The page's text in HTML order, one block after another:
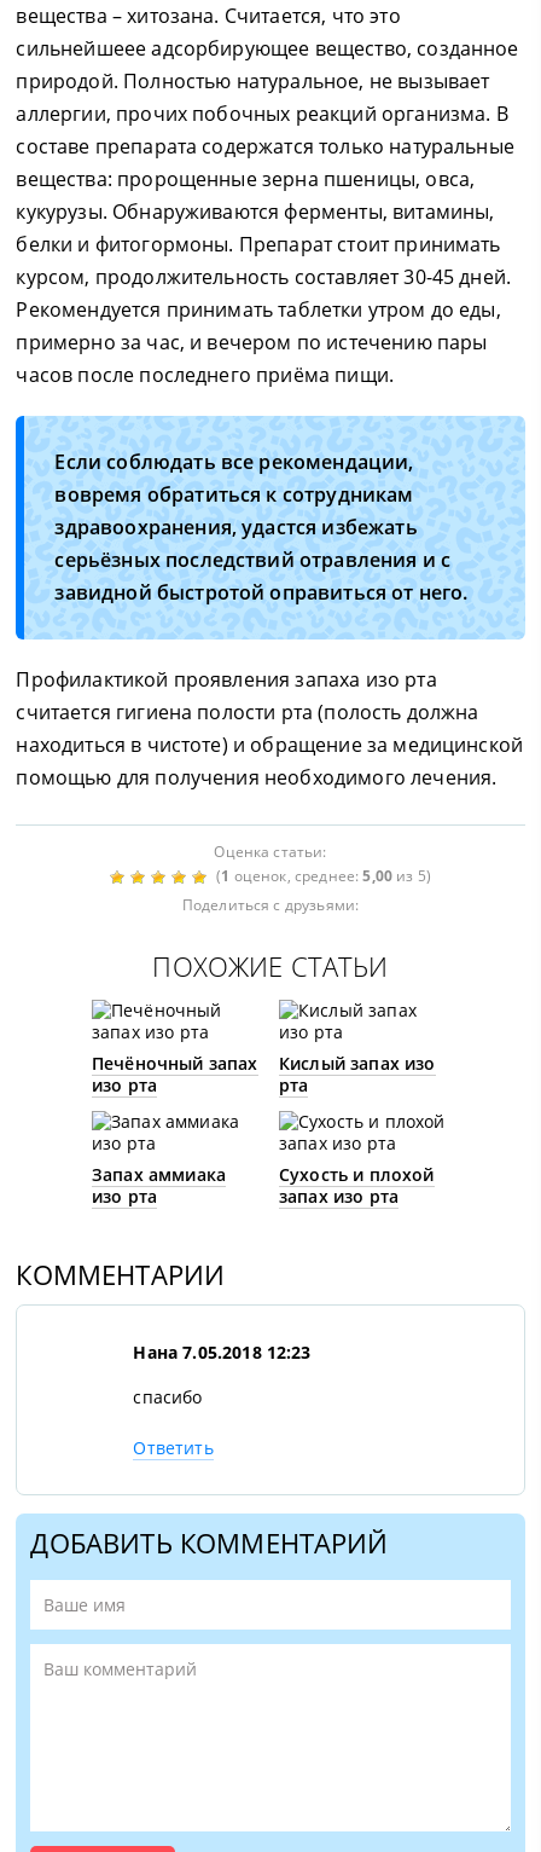
вещества – хитозана. Считается, что это
сильнейшеее адсорбирующее вещество, созданное
природой. Полностью натуральное, не вызывает
аллергии, прочих побочных реакций организма. В
составе препарата содержатся только натуральные
вещества: пророщенные зерна пшеницы, овса,
кукурузы. Обнаруживаются ферменты, витамины,
белки и фитогормоны. Препарат стоит принимать
курсом, продолжительность составляет 30-45 дней.
Рекомендуется принимать таблетки утром до еды,
примерно за час, и вечером по истечению пары
часов после последнего приёма пищи.
Если соблюдать все рекомендации,
вовремя обратиться к сотрудникам
здравоохранения, удастся избежать
серьёзных последствий отравления и с
завидной быстротой оправиться от него.
Профилактикой проявления запаха изо рта
считается гигиена полости рта (полость должна
находиться в чистоте) и обращение за медицинской
помощью для получения необходимого лечения.
Оценка статьи:
(1 оценок, среднее:5,00 из 5)
Поделиться с друзьями:
ПОХОЖИЕ СТАТЬИ
Печёночный запах
изо рта
Кислый запах изо
рта
Запах аммиака
изо рта
Сухость и плохой
запах изо рта
КОММЕНТАРИИ
Нана 7.05.2018 12:23
спасибо
Ответить
ДОБАВИТЬ КОММЕНТАРИЙ